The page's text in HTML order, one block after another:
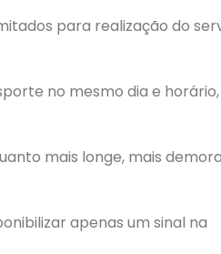
para realização do
no mesmo dia e
mais longe, mais
apenas um sinal na